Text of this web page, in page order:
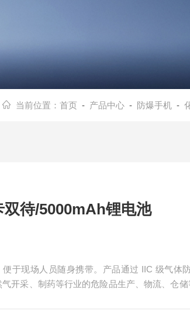
当前位置：首页 - 产品中心 - 防爆手机 -
待/5000mAh锂电池
于现场人员随身携带。产品通过 IIC 级气体
开采、制药等行业的危险品生产、物流、仓储